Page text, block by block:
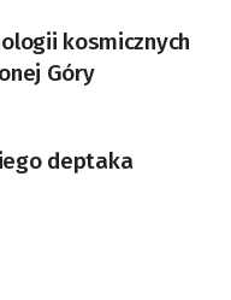
kosmicznych
Góry
deptaka